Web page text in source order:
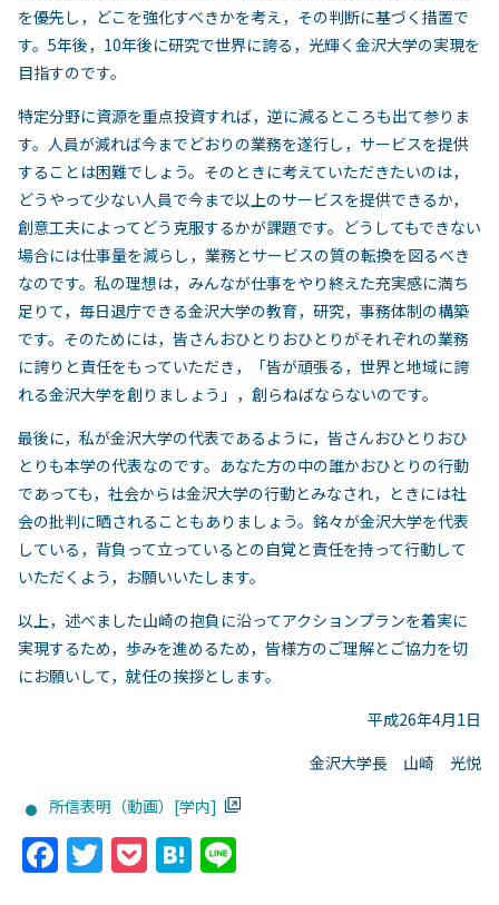
を優先し，どこを強化すべきかを考え，その判断に基づく措置で
す。5年後，10年後に研究で世界に誇る，光輝く金沢大学の実現を
目指すのです。
特定分野に資源を重点投資すれば，逆に減るところも出て参りま
す。人員が減れば今までどおりの業務を遂行し，サービスを提供
することは困難でしょう。そのときに考えていただきたいのは，
どうやって少ない人員で今まで以上のサービスを提供できるか，
創意工夫によってどう克服するかが課題です。どうしてもできない
場合には仕事量を減らし，業務とサービスの質の転換を図るべき
なのです。私の理想は，みんなが仕事をやり終えた充実感に満ち
足りて，毎日退庁できる金沢大学の教育，研究，事務体制の構築
です。そのためには，皆さんおひとりおひとりがそれぞれの業務
に誇りと責任をもっていただき，「皆が頑張る，世界と地域に誇
れる金沢大学を創りましょう」，創らねばならないのです。
最後に，私が金沢大学の代表であるように，皆さんおひとりおひ
とりも本学の代表なのです。あなた方の中の誰かおひとりの行動
であっても，社会からは金沢大学の行動とみなされ，ときには社
会の批判に晒されることもありましょう。銘々が金沢大学を代表
している，背負って立っているとの自覚と責任を持って行動して
いただくよう，お願いいたします。
以上，述べました山崎の抱負に沿ってアクションプランを着実に
実現するため，歩みを進めるため，皆様方のご理解とご協力を切
にお願いして，就任の挨拶とします。
平成26年4月1日
金沢大学長 山崎 光悦
所信表明（動画）[学内]
F T P H